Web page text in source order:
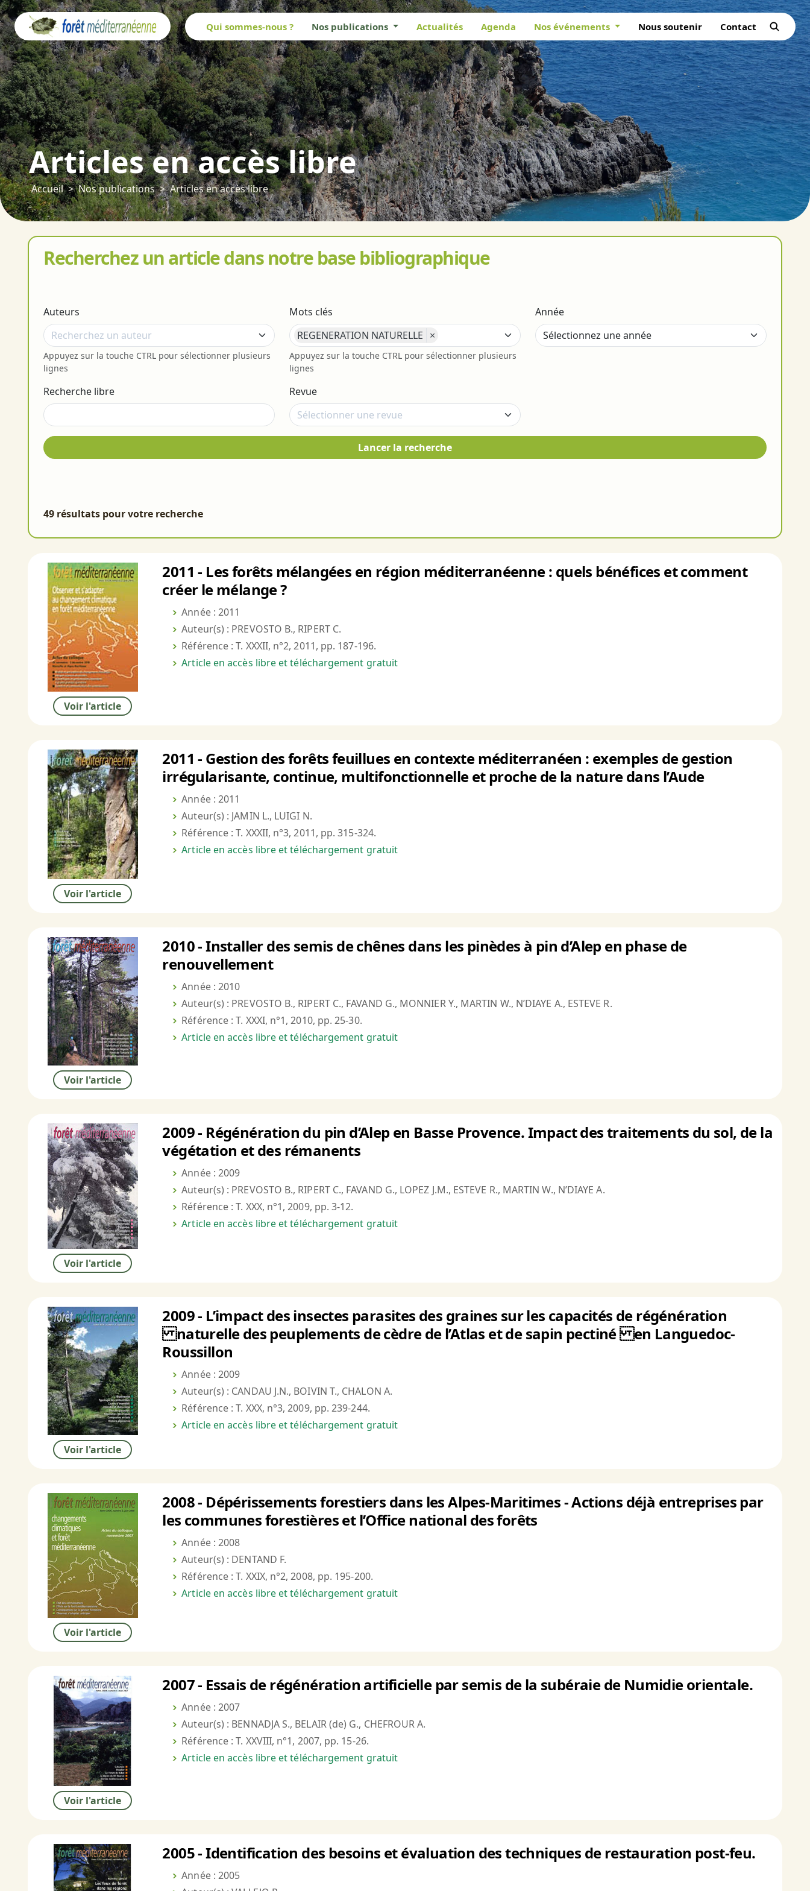
Qui sommes-nous ? Nos publications Actualités Agenda Nos événements Nous soutenir Contact
Articles en accès libre
Accueil Nos publications Articles en accès libre
Recherchez un article dans notre base bibliographique
Auteurs
Appuyez sur la touche CTRL pour sélectionner plusieurs
lignes
Mots clés
REGENERATION NATURELLE ×
Appuyez sur la touche CTRL pour sélectionner plusieurs
lignes
Année
Recherche libre Revue
Lancer la recherche
49 résultats pour votre recherche
Voir l'article
2011 - Les forêts mélangées en région méditerranéenne : quels bénéfices et comment
créer le mélange ?
Année : 2011
Auteur(s) : PREVOSTO B., RIPERT C.
Référence : T. XXXII, n°2, 2011, pp. 187-196.
Article en accès libre et téléchargement gratuit
Voir l'article
2011 - Gestion des forêts feuillues en contexte méditerranéen : exemples de gestion
irrégularisante, continue, multifonctionnelle et proche de la nature dans l’Aude
Année : 2011
Auteur(s) : JAMIN L., LUIGI N.
Référence : T. XXXII, n°3, 2011, pp. 315-324.
Article en accès libre et téléchargement gratuit
Voir l'article
2010 - Installer des semis de chênes dans les pinèdes à pin d’Alep en phase de
renouvellement
Année : 2010
Auteur(s) : PREVOSTO B., RIPERT C., FAVAND G., MONNIER Y., MARTIN W., N’DIAYE A., ESTEVE R.
Référence : T. XXXI, n°1, 2010, pp. 25-30.
Article en accès libre et téléchargement gratuit
Voir l'article
2009 - Régénération du pin d’Alep en Basse Provence. Impact des traitements du sol, de la
végétation et des rémanents
Année : 2009
Auteur(s) : PREVOSTO B., RIPERT C., FAVAND G., LOPEZ J.M., ESTEVE R., MARTIN W., N’DIAYE A.
Référence : T. XXX, n°1, 2009, pp. 3-12.
Article en accès libre et téléchargement gratuit
Voir l'article
2009 - L’impact des insectes parasites des graines sur les capacités de régénération
naturelle des peuplements de cèdre de l’Atlas et de sapin pectiné en Languedoc-
Roussillon
Année : 2009
Auteur(s) : CANDAU J.N., BOIVIN T., CHALON A.
Référence : T. XXX, n°3, 2009, pp. 239-244.
Article en accès libre et téléchargement gratuit
Voir l'article
2008 - Dépérissements forestiers dans les Alpes-Maritimes - Actions déjà entreprises par
les communes forestières et l’Office national des forêts
Année : 2008
Auteur(s) : DENTAND F.
Référence : T. XXIX, n°2, 2008, pp. 195-200.
Article en accès libre et téléchargement gratuit
Voir l'article
2007 - Essais de régénération artificielle par semis de la subéraie de Numidie orientale.
Année : 2007
Auteur(s) : BENNADJA S., BELAIR (de) G., CHEFROUR A.
Référence : T. XXVIII, n°1, 2007, pp. 15-26.
Article en accès libre et téléchargement gratuit
2005 - Identification des besoins et évaluation des techniques de restauration post-feu.
Année : 2005
Panneau de gestion des cookies